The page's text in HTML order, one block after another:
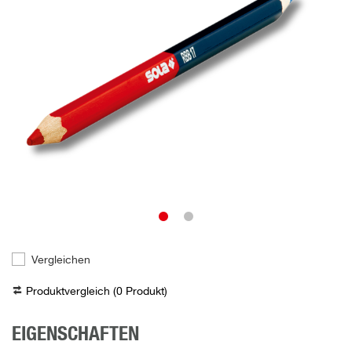
Vergleichen
Produktvergleich (0 Produkt)
EIGENSCHAFTEN